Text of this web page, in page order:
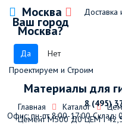
Москва
Ваш город
Москва?
Да Нет
Доставка
Проектируем и Строим
Материалы для
8 (495)
Офис: пн-пт 8:00-17:00Склад:
Главная Каталог
Цемент М500 Д0 ЦЕМ I